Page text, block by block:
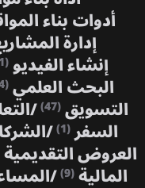
أدوات بناء
إدارة
إنشاء الفيديو(1)
البحث العلمي(4)
التسويق(47)
/
السفر(1)
/
العروض التقديمية
المالية(9)
/